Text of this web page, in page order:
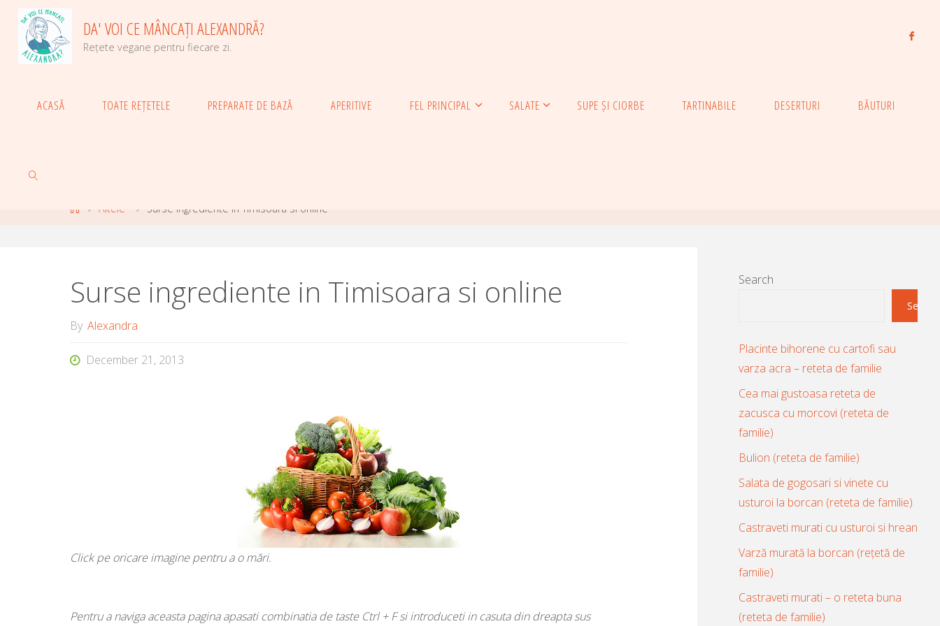
content
DA' VOI CE MÂNCAȚI ALEXANDRĂ?
Rețete vegane pentru fiecare zi.
ACASĂ TOATE REȚETELE PREPARATE DE BAZĂ APERITIVE FEL PRINCIPAL SALATE SUPE ȘI CIORBE TARTINABILE DESERTURI BĂUTURI
HomeAltele Surse ingrediente in Timisoara si online
Surse ingrediente in Timisoara si online
By Alexandra
December 21, 2013
Click pe oricare imagine pentru a o mări.
Pentru a naviga aceasta pagina apasati combinatia de taste Ctrl + F si introduceti in casuta din dreapta sus
Search
Search
Placinte bihorene cu cartofi sau
varza acra – reteta de familie
Cea mai gustoasa reteta de
zacusca cu morcovi (reteta de
familie)
Bulion (reteta de familie)
Salata de gogosari si vinete cu
usturoi la borcan (reteta de familie)
Castraveti murati cu usturoi si hrean
Varză murată la borcan (rețetă de
familie)
Castraveti murati – o reteta buna
(reteta de familie)